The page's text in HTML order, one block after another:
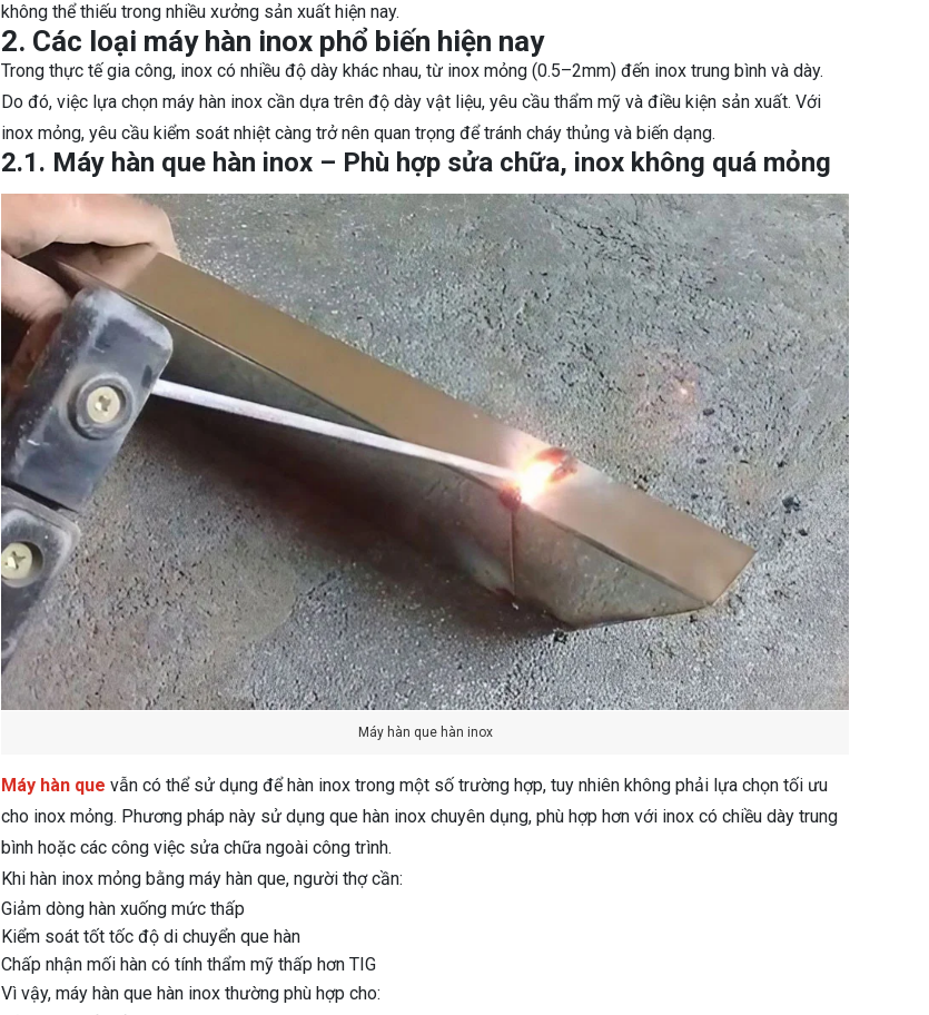
không thể thiếu trong nhiều xưởng sản xuất hiện nay.
2. Các loại máy hàn inox phổ biến hiện nay
Trong thực tế gia công, inox có nhiều độ dày khác nhau, từ inox mỏng (0.5–2mm) đến inox trung bình và dày.
Do đó, việc lựa chọn máy hàn inox cần dựa trên độ dày vật liệu, yêu cầu thẩm mỹ và điều kiện sản xuất. Với
inox mỏng, yêu cầu kiểm soát nhiệt càng trở nên quan trọng để tránh cháy thủng và biến dạng.
2.1. Máy hàn que hàn inox – Phù hợp sửa chữa, inox không quá mỏng
Máy hàn que hàn inox
Máy hàn que vẫn có thể sử dụng để hàn inox trong một số trường hợp, tuy nhiên không phải lựa chọn tối ưu
cho inox mỏng. Phương pháp này sử dụng que hàn inox chuyên dụng, phù hợp hơn với inox có chiều dày trung
bình hoặc các công việc sửa chữa ngoài công trình.
Khi hàn inox mỏng bằng máy hàn que, người thợ cần:
Giảm dòng hàn xuống mức thấp
Kiểm soát tốt tốc độ di chuyển que hàn
Chấp nhận mối hàn có tính thẩm mỹ thấp hơn TIG
Vì vậy, máy hàn que hàn inox thường phù hợp cho: